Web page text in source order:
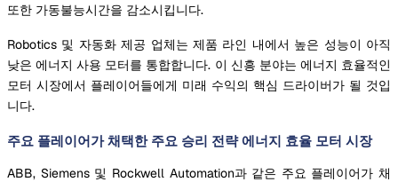
또한 가동불능시간을 감소시킵니다.
Robotics 및 자동화 제공 업체는 제품 라인 내에서 높은 성능이 아직
낮은 에너지 사용 모터를 통합합니다. 이 신흥 분야는 에너지 효율적인
모터 시장에서 플레이어들에게 미래 수익의 핵심 드라이버가 될 것입
니다.
주요 플레이어가 채택한 주요 승리 전략 에너지 효율 모터 시장
ABB, Siemens 및 Rockwell Automation과 같은 주요 플레이어가 채